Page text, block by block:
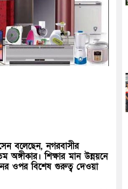
বলেছেন, নগরবাসীর
শিক্ষার মান উন্নয়নে
ওপর বিশেষ গুরুত্ব দেওয়া